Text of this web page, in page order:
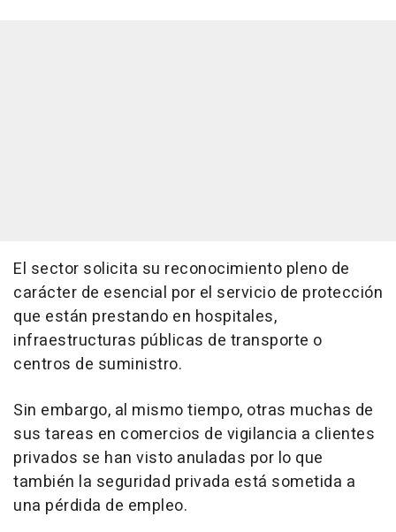
El sector solicita su reconocimiento pleno de
carácter de esencial por el servicio de protección
que están prestando en hospitales,
infraestructuras públicas de transporte o
centros de suministro.
Sin embargo, al mismo tiempo, otras muchas de
sus tareas en comercios de vigilancia a clientes
privados se han visto anuladas por lo que
también la seguridad privada está sometida a
una pérdida de empleo.